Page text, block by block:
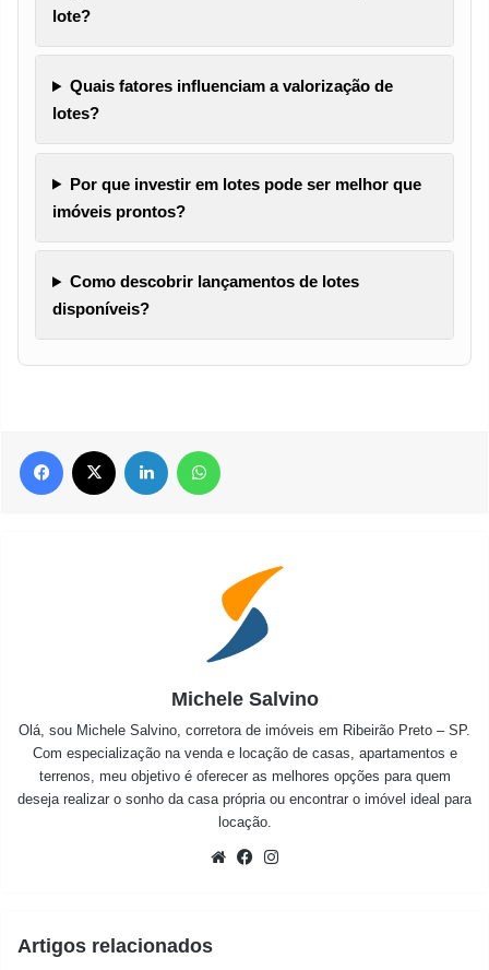
lote?
Quais fatores influenciam a valorização de
lotes?
Por que investir em lotes pode ser melhor que
imóveis prontos?
Como descobrir lançamentos de lotes
disponíveis?
Facebook Linkedin
Michele Salvino
Olá, sou Michele Salvino, corretora de imóveis em Ribeirão Preto – SP.
Com especialização na venda e locação de casas, apartamentos e
terrenos, meu objetivo é oferecer as melhores opções para quem
deseja realizar o sonho da casa própria ou encontrar o imóvel ideal para
locação.
WebsiteFacebook
Artigos relacionados